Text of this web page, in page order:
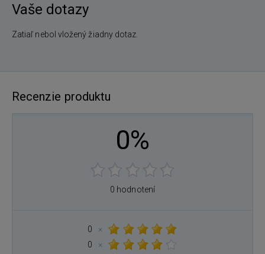
Vaše dotazy
Zatiaľ nebol vložený žiadny dotaz.
Recenzie produktu
0%
0 hodnotení
0
×
0
×